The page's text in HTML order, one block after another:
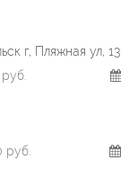
г, Пляжная ул, 13
руб.